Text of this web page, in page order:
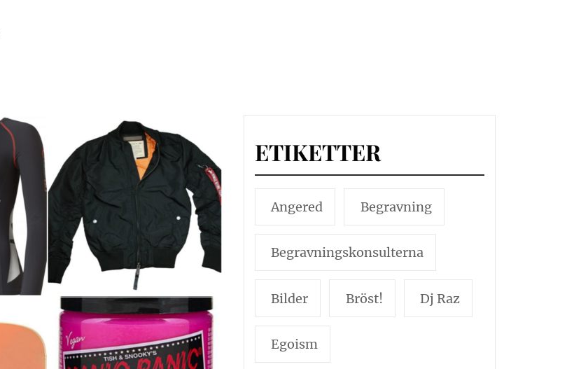
ETIKETTER
Angered Begravning
Begravningskonsulterna
Bilder Bröst! Dj Raz
Egoism